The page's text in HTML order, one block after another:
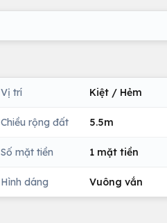
Vị trí Kiệt / Hẻm
Chiều rộng đất 5.5m
Số mặt tiền 1 mặt tiền
Hình dáng Vuông vắn